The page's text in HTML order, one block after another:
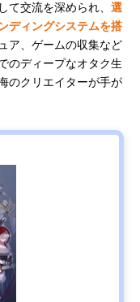
て交流を深められ、 選
ディングシステムを搭
ア、ゲームの収集など
のディープなオタク生
のクリエイターが手が